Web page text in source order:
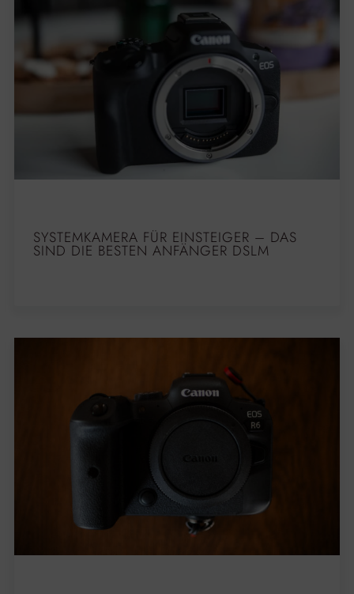
SYSTEMKAMERA FÜR EINSTEIGER – DAS
SIND DIE BESTEN ANFÄNGER DSLM